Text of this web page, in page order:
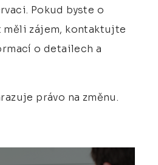
Pokud byste o
zájem, kontaktujte
o detailech a
právo na změnu.